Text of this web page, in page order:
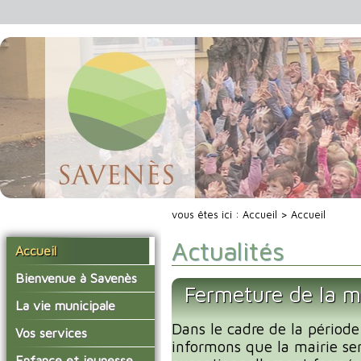
Accueil
Bienvenue à Savenès
Situer Savenès
Savenès en chiffre
L'histoire du village
La vie municipale
Vos élus
Les compte-rendus du
Vos services
La mairie
vous êtes ici : Accueil > Accueil
Actualités
Fermeture de la
Dans le cadre de la
informons que la mairie